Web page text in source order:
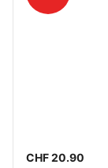
CHF 20.90